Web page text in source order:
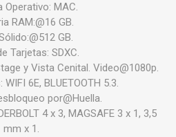
Operativo: MAC.
RAM:@16 GB.
GB.
Tarjetas: SDXC.
y Vista Cenital. Video@1080p.
6E, BLUETOOTH 5.3.
por@Huella.
4 x 3, MAGSAFE 3 x 1, 3,5
mm x 1.